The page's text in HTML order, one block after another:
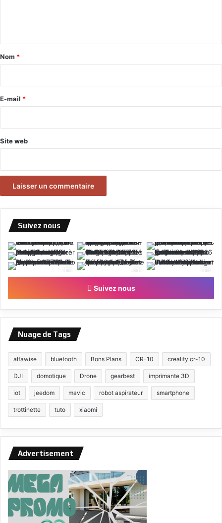
a
e
Nom *
E-mail *
Site web
Suivez nous
Suivez nous
Nuage de Tags
alfawise bluetooth Bons Plans CR-10 creality cr-10
DJI domotique Drone gearbest imprimante 3D
iot jeedom mavic robot aspirateur smartphone
trottinette tuto xiaomi
Advertisement